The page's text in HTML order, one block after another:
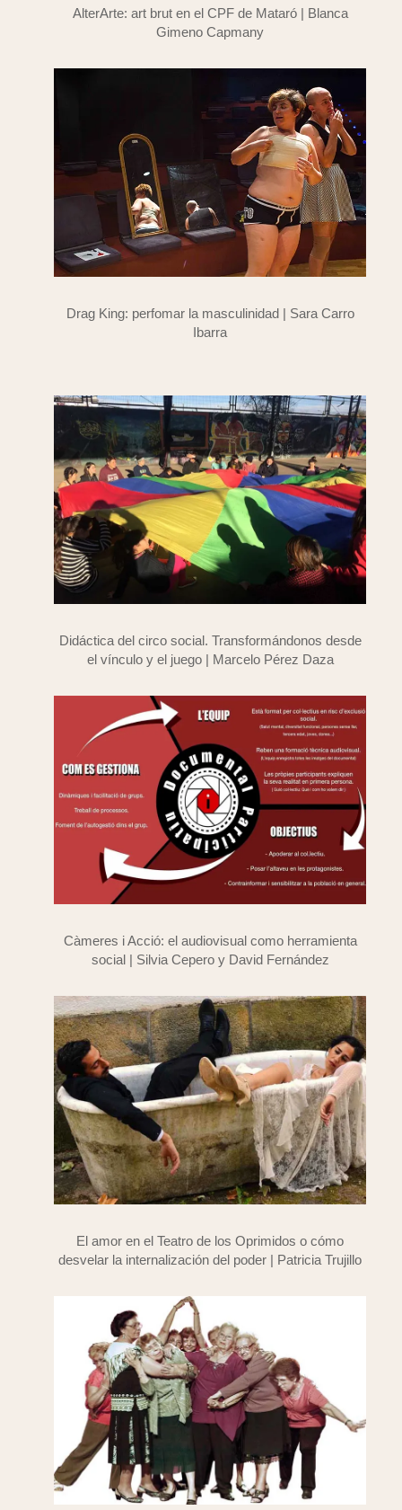
AlterArte: art brut en el CPF de Mataró | Blanca
Gimeno Capmany
Drag King: perfomar la masculinidad | Sara Carro
Ibarra
Didáctica del circo social. Transformándonos desde
el vínculo y el juego | Marcelo Pérez Daza
Càmeres i Acció: el audiovisual como herramienta
social | Silvia Cepero y David Fernández
El amor en el Teatro de los Oprimidos o cómo
desvelar la internalización del poder | Patricia Trujillo